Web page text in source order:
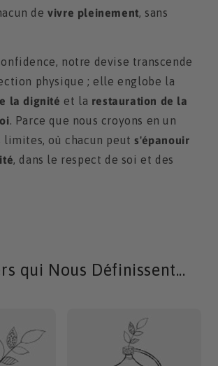
devivre pleinement, sans
notre devise transcende
physique ; elle englobe la
la dignité et la restauration de la
. Parce que nous croyons en un
limites, où chacun peuts'épanouir
, dans le respect de soi et des
qui Nous Définissent...